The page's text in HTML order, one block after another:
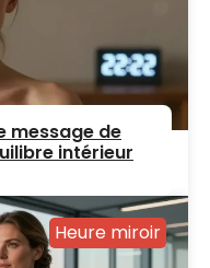
message de
intérieur
Heure miroir